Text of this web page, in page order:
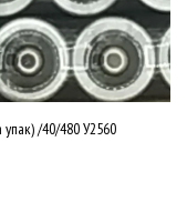
упак) /40/480 У2560